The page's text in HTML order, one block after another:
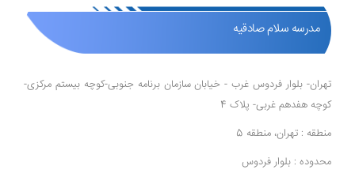
مدرسه سلام صادقیه
تهران- بلوار فردوس غرب - خیابان سازمان برنامه جنوبی-کوچه بیستم مرکزی-
کوچه هفدهم غربی- پلاک 4
منطقه : تهران، منطقه 5
محدوده : بلوار فردوس